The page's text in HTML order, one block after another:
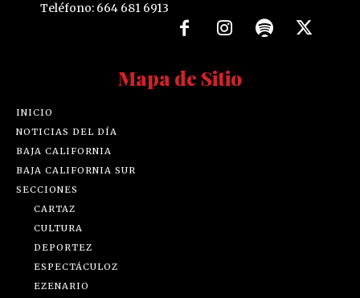
Teléfono: 664 681 6913
Mapa de Sitio
INICIO
NOTICIAS DEL DÍA
BAJA CALIFORNIA
BAJA CALIFORNIA SUR
SECCIONES
CARTAZ
CULTURA
DEPORTEZ
ESPECTÁCULOZ
EZENARIO